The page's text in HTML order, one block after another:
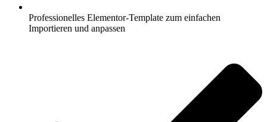
Professionelles Elementor-Template zum einfachen
Importieren und anpassen